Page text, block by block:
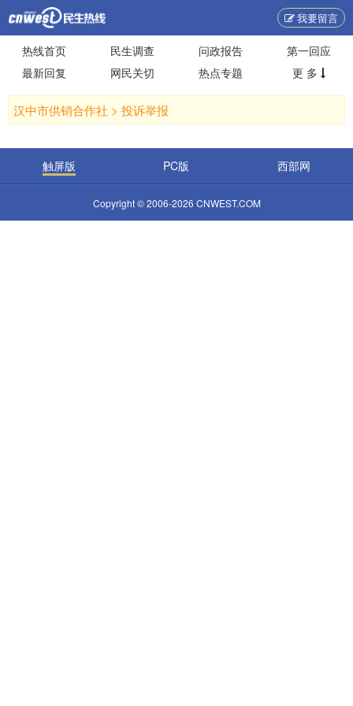
我要留言
热线首页 民生调查 问政报告
第一回应
最新回复
网民关切 热点专题 更 多
汉中市供销合作社 > 投诉举报
触屏版 PC版 西部网
Copyright © 2006-2026 CNWEST.COM